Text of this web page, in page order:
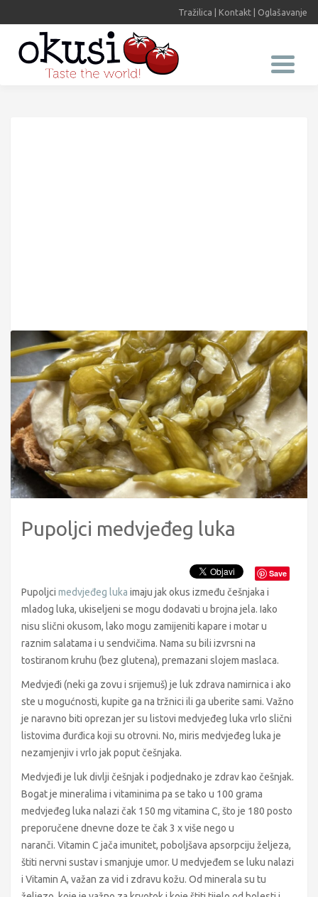
Tražilica Kontakt Oglašavanje
Pupoljci medvjeđeg luka
Save
Pupoljci medvjeđeg luka imaju jak okus između češnjaka i
mladog luka, ukiseljeni se mogu dodavati u brojna jela. Iako
nisu slični okusom, lako mogu zamijeniti kapare i motar u
raznim salatama i u sendvičima. Nama su bili izvrsni na
tostiranom kruhu (bez glutena), premazani slojem maslaca.
Medvjeđi (neki ga zovu i srijemuš) je luk zdrava namirnica i ako
ste u mogućnosti, kupite ga na tržnici ili ga uberite sami. Važno
je naravno biti oprezan jer su listovi medvjeđeg luka vrlo slični
listovima đurđica koji su otrovni. No, miris medvjeđeg luka je
nezamjenjiv i vrlo jak poput češnjaka.
Medvjeđi je luk divlji češnjak i podjednako je zdrav kao češnjak.
Bogat je mineralima i vitaminima pa se tako u 100 grama
medvjeđeg luka nalazi čak 150 mg vitamina C, što je 180 posto
preporučene dnevne doze te čak 3 x više nego u
naranči. Vitamin C jača imunitet, poboljšava apsorpciju željeza,
štiti nervni sustav i smanjuje umor. U medvjeđem se luku nalazi
i Vitamin A, važan za vid i zdravu kožu. Od minerala su tu